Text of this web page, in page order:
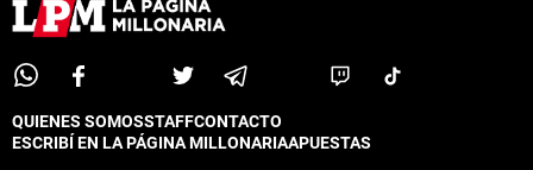
QUIENES SOMOSSTAFFCONTACTO
ESCRIBÍ EN LA PÁGINA MILLONARIAAPUESTAS